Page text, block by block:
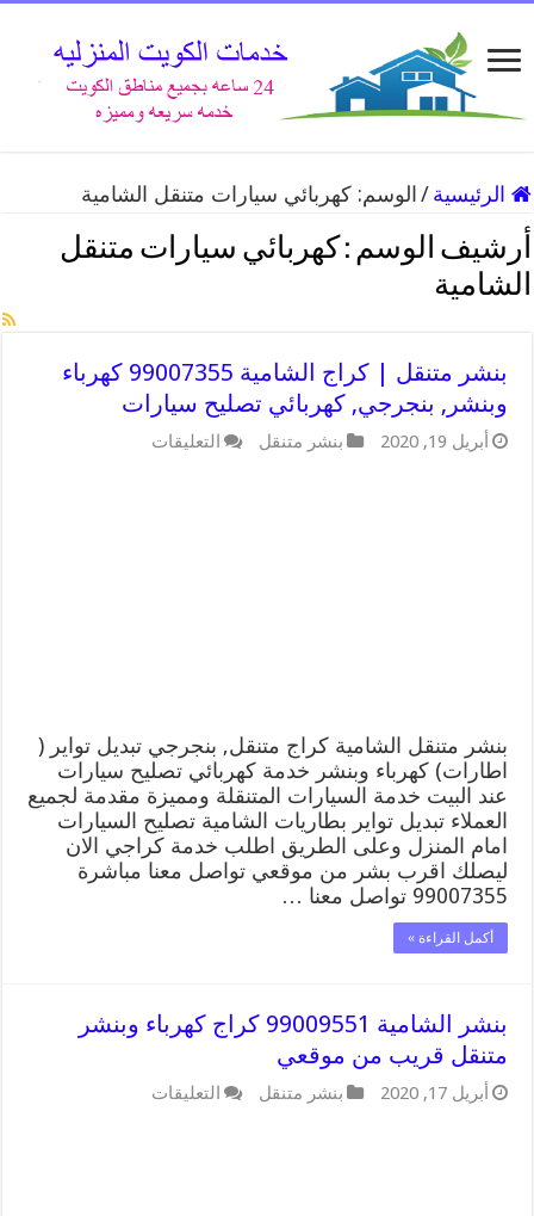
الرئيسية / الوسم:كهربائي سيارات متنقل الشامية
أرشيف الوسم : كهربائي سيارات متنقل
الشامية
بنشر متنقل | كراج الشامية 99007355 كهرباء
وبنشر, بنجرجي, كهربائي تصليح سيارات
أبريل 19, 2020 بنشر متنقل التعليقات
بنشر متنقل الشامية كراج متنقل, بنجرجي تبديل تواير (
اطارات) كهرباء وبنشر خدمة كهربائي تصليح سيارات
عند البيت خدمة السيارات المتنقلة ومميزة مقدمة لجميع
العملاء تبديل تواير بطاريات الشامية تصليح السيارات
امام المنزل وعلى الطريق اطلب خدمة كراجي الان
ليصلك اقرب بشر من موقعي تواصل معنا مباشرة
99007355 تواصل معنا …
أكمل القراءة »
بنشر الشامية 99009551 كراج كهرباء وبنشر
متنقل قريب من موقعي
أبريل 17, 2020 بنشر متنقل التعليقات